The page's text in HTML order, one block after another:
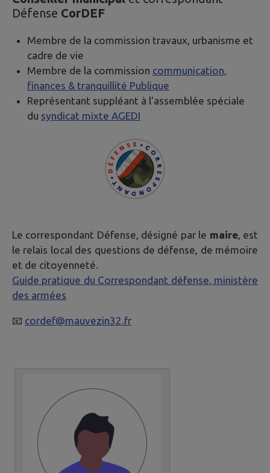
Défense CorDEF
Membre de la commission travaux, urbanisme et
cadre de vie
Membre de la commission communication,
finances & tranquillité Publique
Représentant suppléant à l'assemblée spéciale
du syndicat mixte AGEDI
Le correspondant Défense, désigné par le maire, est
le relais local des questions de défense, de mémoire
et de citoyenneté.
Guide pratique du Correspondant défense, ministère
des armées
📧 cordef@mauvezin32.fr